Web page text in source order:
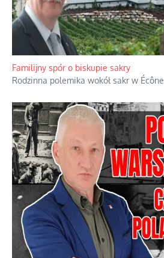
Familijny spór o biskupie sakry
Rodzinna polemika wokół sakr w Écône.